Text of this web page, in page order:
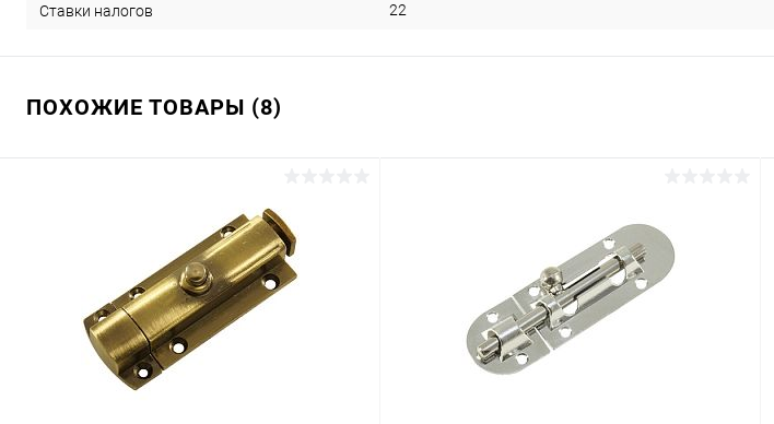
Ставки налогов 22
ПОХОЖИЕ ТОВАРЫ (8)